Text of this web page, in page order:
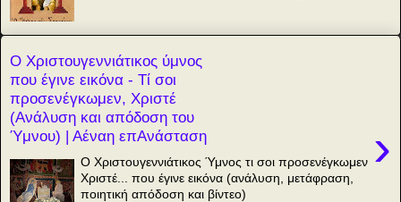
Ο Χριστουγεννιάτικος ύμνος
που έγινε εικόνα - Τί σοι
προσενέγκωμεν, Χριστέ
(Ανάλυση και απόδοση του
Ύμνου) | Αέναη επΑνάσταση
›
Ο Χριστουγεννιάτικος Ύμνος τι σοι προσενέγκωμεν
Χριστέ... που έγινε εικόνα (ανάλυση, μετάφραση,
ποιητική απόδοση και βίντεο)